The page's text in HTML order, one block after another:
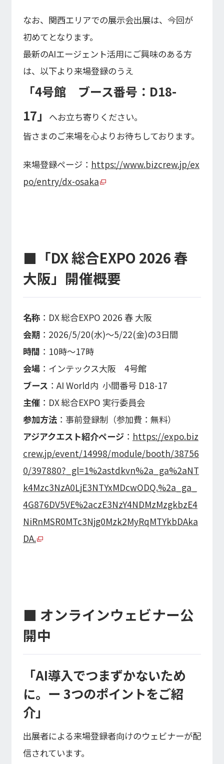
電子公告
電子公告
なお、関西エリアでの展示会出展は、今回が
初めてとなります。
最新のAIエージェント活用にご興味のある方
は、以下より来場登録のうえ
「4号館 ブース番号：D18-
17 」
へお立ち寄りください。
皆さまのご来場を心よりお待ちしております。
来場登録ページ： https://www.bizcrew.jp/ex
po/entry/dx-osaka
■「DX 総合EXPO 2026 春
大阪」開催概要
名称：DX 総合EXPO 2026 春 大阪
会期 ：2026/5/20(水)～5/22(金)の3日間
時間 ：10時～17時
会場：インテックス大阪 4号館
ブース ：AI World内 小間番号 D18-17
主催：DX 総合EXPO 実行委員会
参加方法：事前登録制（参加費：無料）
アジアクエスト紹介ページ： https://expo.biz
crew.jp/event/14998/module/booth/38756
0/397880?_gl=1%2astdkvn%2a_ga%2aNT
k4Mzc3NzA0LjE3NTYxMDcwODQ.%2a_ga_
4G876DV5VE%2aczE3NzY4NDMzMzgkbzE4
NiRnMSR0MTc3Njg0Mzk2MyRqMTYkbDAka
DA.
■ オンラインウェビナー公
開中
「AI導入でつまずかないため
に。ー 3つのポイントをご紹
介」
出展者による来場登録者向けのウェビナーが配
信されています。